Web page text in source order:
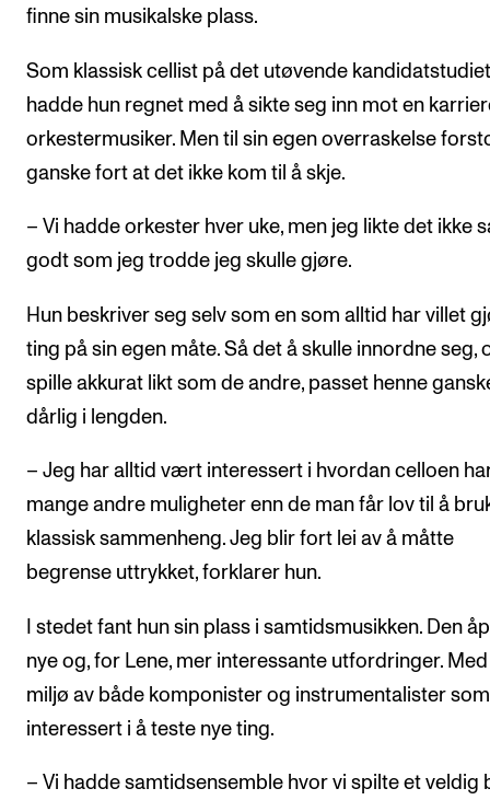
finne sin musikalske plass.
Som klassisk cellist på det utøvende kandidatstudiet
hadde hun regnet med å sikte seg inn mot en
orkestermusiker. Men til sin egen overraskelse
ganske fort at det ikke kom til å skje.
– Vi hadde orkester hver uke, men jeg likte det ikke
godt som jeg trodde jeg skulle gjøre.
Hun beskriver seg selv som en som alltid har villet
ting på sin egen måte. Så det å skulle innordne seg,
spille akkurat likt som de andre, passet henne
dårlig i lengden.
– Jeg har alltid vært interessert i hvordan celloen
mange andre muligheter enn de man får lov til å
klassisk sammenheng. Jeg blir fort lei av å måtte
begrense uttrykket, forklarer hun.
I stedet fant hun sin plass i samtidsmusikken. Den
nye og, for Lene, mer interessante utfordringer.
miljø av både komponister og instrumentalister
interessert i å teste nye ting.
– Vi hadde samtidsensemble hvor vi spilte et veldig